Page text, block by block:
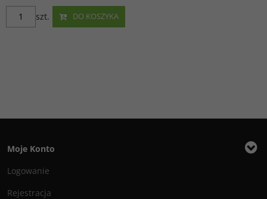
DO KOSZYKA
szt.
Moje Konto
Logowanie
Rejestracja